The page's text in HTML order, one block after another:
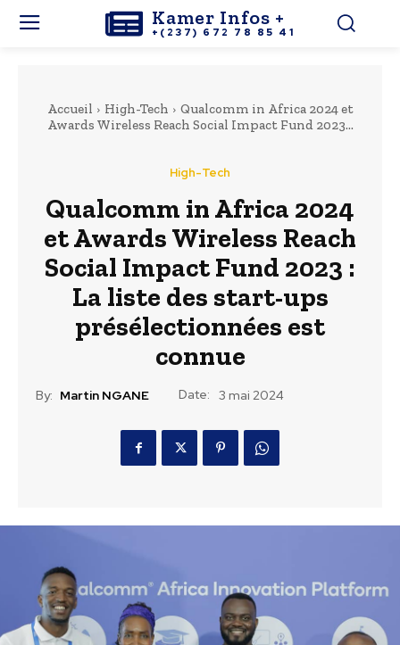
Kamer Infos +
+(237) 672 78 85 41
Accueil High-Tech
Qualcomm in Africa 2024 et
Awards Wireless Reach Social Impact Fund 2023...
High-Tech
Qualcomm in Africa 2024
et Awards Wireless Reach
Social Impact Fund 2023 :
La liste des start-ups
présélectionnées est
connue
By: Martin NGANE Date: 3 mai 2024